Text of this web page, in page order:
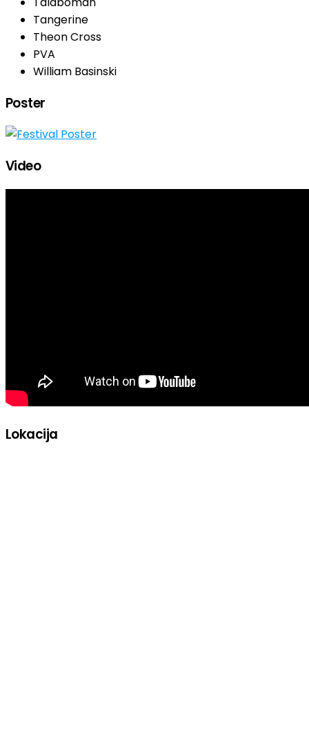
Tangerine
Theon Cross
PVA
William Basinski
Poster
Video
Lokacija